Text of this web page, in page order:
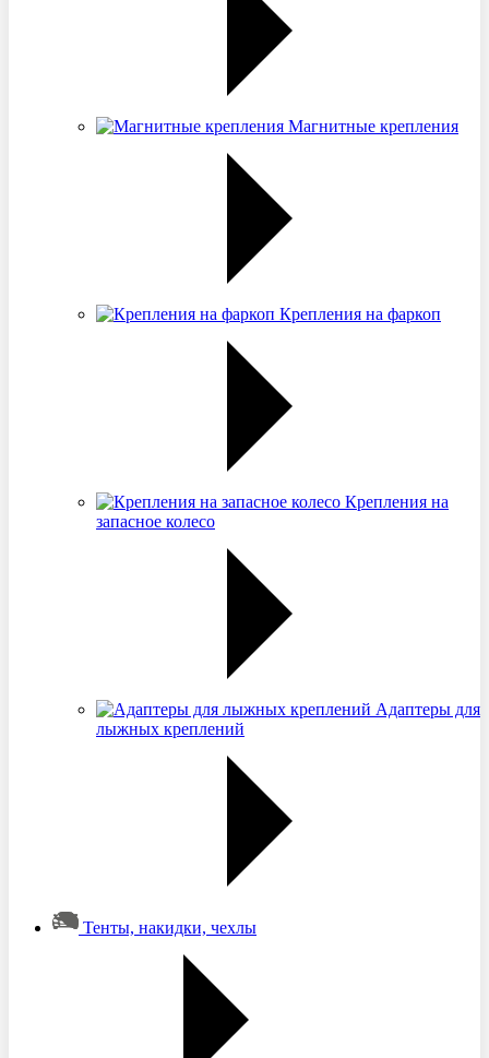
Магнитные крепления
Крепления на фаркоп
Крепления на
запасное колесо
Адаптеры для
лыжных креплений
Тенты, накидки, чехлы